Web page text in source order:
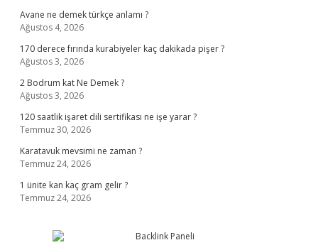
Avane ne demek türkçe anlamı ?
Ağustos 4, 2026
170 derece fırında kurabiyeler kaç dakikada pişer ?
Ağustos 3, 2026
2 Bodrum kat Ne Demek ?
Ağustos 3, 2026
120 saatlik işaret dili sertifikası ne işe yarar ?
Temmuz 30, 2026
Karatavuk mevsimi ne zaman ?
Temmuz 24, 2026
1 ünite kan kaç gram gelir ?
Temmuz 24, 2026